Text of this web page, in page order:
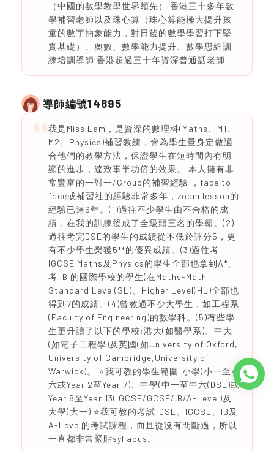
（中國的數學教學世界領先） 香港三十多年數
學補習老師以及珠心算（珠心算能極大提升孩
童的數字抽象能力，對日後的數學學習打下堅
實基礎）、奧數、數學能力提升、數學思維訓
練培訓導師 香港超過三十年資深普通話老師
導師編號14895
我是Miss Lam，是資深的數理科(Maths、M1、
M2、Physics)補習教練，會為學生量身定做適
合他們的教學方法，保證學生在短時間內有明
顯的進步，達致事半功倍的效果。 本人擁有非
常豐富的一對一/Group的補習經驗 ，face to
face或補習社的經驗非常多年，zoom lesson的
經驗已達6年。(1)過往不少學生由不合格的成
績，在我的訓練後成了全級頭三名的學霸。(2)
過往考完DSE的學生的成績從不低於評分5，更
有不少學生榮獲5**的優異成績。(3)過往考
IGCSE Maths及Physics的學生全部也拿到A*、
考 IB 的國際學校的學生(在Maths-Math
Standard Level(SL)、Higher Level(HL)全部也
得到7的成績。(4)曾教過不少大學生，如工程系
(Faculty of Engineering)的數學科。(5)有些學
生更升讀了以下的學校:港大(如醫學系)、中大
(如電子工程學)及英國(如University of Oxford,
University of Cambridge,University of
Warwick)。 ⭐️我可教的學生範圍:小學(小一至小
六或Year 2至Year 7)、中學(中一至中六(DSE)或
Year 8至Year 13(IGCSE/GCSE/IB/A-Level)及
大學(大一) ⭐️我可教的考試:DSE、IGCSE、IB及
A-Level的考試課程，而且從沒有間斷過，所以
一直都非常緊貼syllabus。